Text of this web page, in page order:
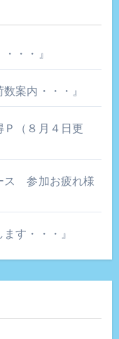
・・』
案内・・・』
（８月４日更
ス 参加お疲れ様
す・・・』